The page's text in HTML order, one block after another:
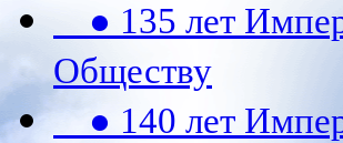
● 135 лет
Обществу
● 140 лет